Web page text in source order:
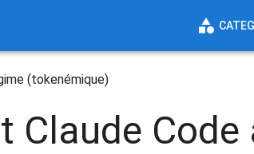
(tokenémique)
Claude